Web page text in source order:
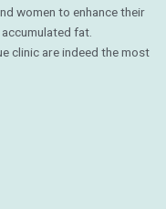
women to enhance their
fat.
clinic are indeed the most